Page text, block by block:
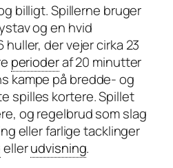
billigt. Spillerne bruger
og en hvid
der vejer cirka 23
perioderaf 20 minutter
kampe på bredde- og
spilles kortere. Spillet
og regelbrud som slag
eller farlige tacklinger
ellerudvisning.